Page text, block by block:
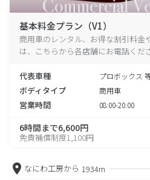
基本料金プラン（V1）
商用車のレンタル、お得な割引料金
は、こちらから各店舗にお電話くだ
代表車種 プロボックス
ボディタイプ 商用車
営業時間 08:00-20:00
6時間まで6,600円
免責補償制度1,100円
なにわ工房から 1934m